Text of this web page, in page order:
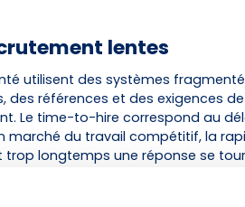
lentes
utilisent des systèmes
des références et des exigences
Le time-to-hire correspond au
marché du travail compétitif, la
longtemps une réponse se